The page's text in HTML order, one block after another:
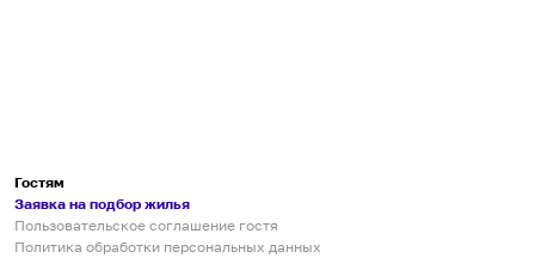
Гостям
Заявка на подбор жилья
Пользовательское соглашение гостя
Политика обработки персональных данных